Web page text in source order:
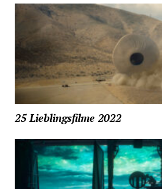
25 Lieblingsfilme 2022